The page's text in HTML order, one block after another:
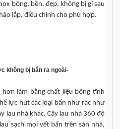
bóng, bền, đẹp, không bị gỉ sau
lắp, điều chỉnh cho phù hợp.
không bị bắn ra ngoài-
hơn làm bằng chất liệu bông tĩnh
lực hút các loại bẩn như rác như
lau nhà khác. Cây lau nhà 360 độ
sạch mọi vết bẩn trên sàn nhà,